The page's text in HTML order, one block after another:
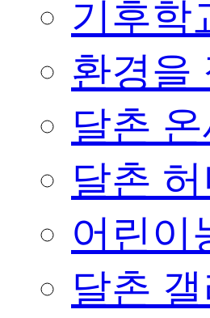
기후학
환경을
달촌
달촌
어린이
달촌